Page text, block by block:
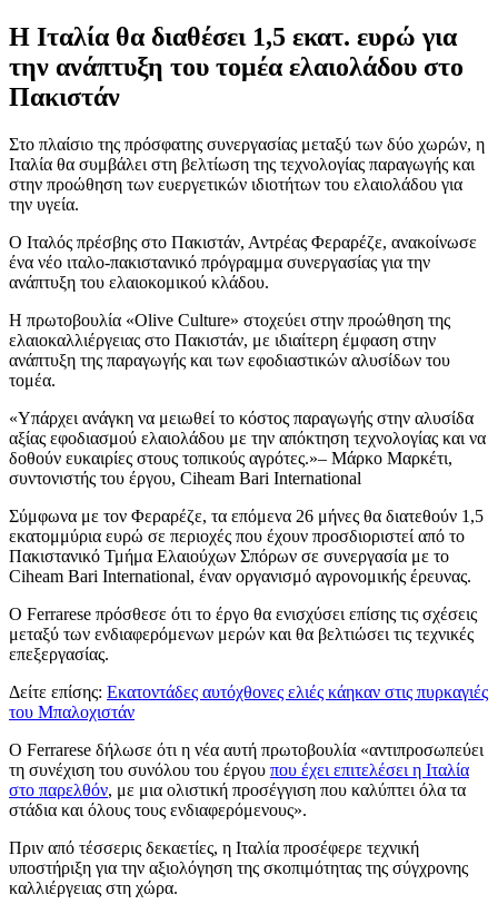
Η Ιταλία θα διαθέσει 1,5 εκατ. ευρώ για
την ανάπτυξη του τομέα ελαιολάδου στο
Πακιστάν
Στο πλαίσιο της πρόσφατης συνεργασίας μεταξύ των δύο χωρών, η
Ιταλία θα συμβάλει στη βελτίωση της τεχνολογίας παραγωγής και
στην προώθηση των ευεργετικών ιδιοτήτων του ελαιολάδου για
την υγεία.
Ο Ιταλός πρέσβης στο Πακιστάν, Αντρέας Φεραρέζε, ανακοίνωσε
ένα νέο ιταλο-πακιστανικό πρόγραμμα συνεργασίας για την
ανάπτυξη του ελαιοκομικού κλάδου.
Η πρωτοβουλία «Olive Culture» στοχεύει στην προώθηση της
ελαιοκαλλιέργειας στο Πακιστάν, με ιδιαίτερη έμφαση στην
ανάπτυξη της παραγωγής και των εφοδιαστικών αλυσίδων του
τομέα.
Υπάρχει ανάγκη να μειωθεί το κόστος παραγωγής στην αλυσίδα
αξίας εφοδιασμού ελαιολάδου με την απόκτηση τεχνολογίας και να
δοθούν ευκαιρίες στους τοπικούς αγρότες. – Μάρκο Μαρκέτι,
συντονιστής του έργου, Ciheam Bari International
Σύμφωνα με τον Φεραρέζε, τα επόμενα 26 μήνες θα διατεθούν 1,5
εκατομμύρια ευρώ σε περιοχές που έχουν προσδιοριστεί από το
Πακιστανικό Τμήμα Ελαιούχων Σπόρων σε συνεργασία με το
Ciheam Bari International, έναν οργανισμό αγρονομικής έρευνας.
Ο Ferrarese πρόσθεσε ότι το έργο θα ενισχύσει επίσης τις σχέσεις
μεταξύ των ενδιαφερόμενων μερών και θα βελτιώσει τις τεχνικές
επεξεργασίας.
Δείτε επίσης: Εκατοντάδες αυτόχθονες ελιές κάηκαν στις πυρκαγιές
του Μπαλοχιστάν
Ο Ferrarese δήλωσε ότι η νέα αυτή πρωτοβουλία «αντιπροσωπεύει
τη συνέχιση του συνόλου του έργου που έχει επιτελέσει η Ιταλία
στο παρελθόν, με μια ολιστική προσέγγιση που καλύπτει όλα τα
στάδια και όλους τους ενδιαφερόμενους».
Πριν από τέσσερις δεκαετίες, η Ιταλία προσέφερε τεχνική
υποστήριξη για την αξιολόγηση της σκοπιμότητας της σύγχρονης
καλλιέργειας στη χώρα.